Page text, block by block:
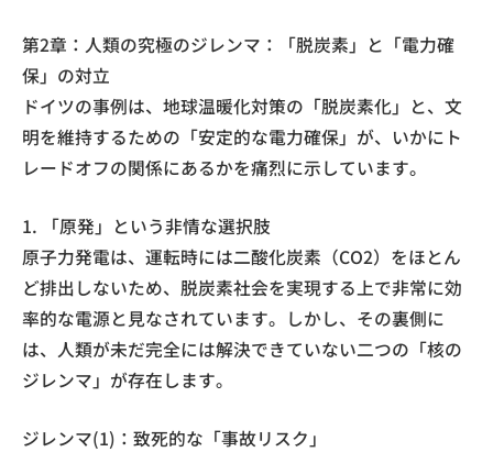
第2章：人類の究極のジレンマ：「脱炭素」と「電力確
保」の対立
ドイツの事例は、地球温暖化対策の「脱炭素化」と、文
明を維持するための「安定的な電力確保」が、いかにト
レードオフの関係にあるかを痛烈に示しています。
1. 「原発」という非情な選択肢
原子力発電は、運転時には二酸化炭素（CO2）をほとん
ど排出しないため、脱炭素社会を実現する上で非常に効
率的な電源と見なされています。しかし、その裏側に
は、人類が未だ完全には解決できていない二つの「核の
ジレンマ」が存在します。
ジレンマ(1)：致死的な「事故リスク」